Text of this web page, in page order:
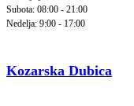
Subota: 08:00 - 21:00
Nedelja: 9:00 - 17:00
Kozarska Dubica